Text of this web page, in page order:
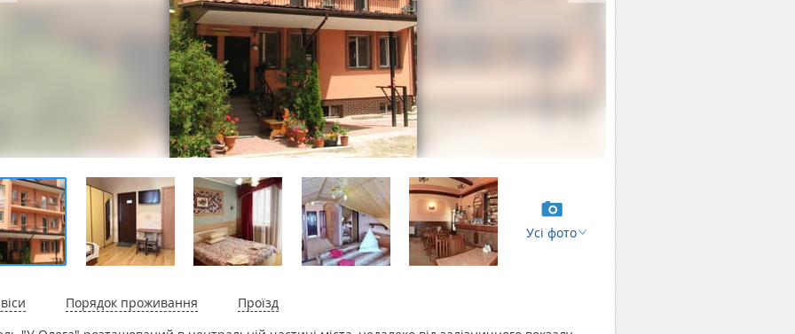
Усі фото
Порядок проживання
Проїзд